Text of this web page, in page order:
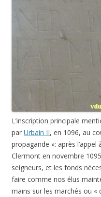
L’inscription principale
par Urbain II, en 1096, au
propagande »: après
Clermont en novembre
seigneurs, et les fonds
faire comme nos élus
mains sur les marchés ou «